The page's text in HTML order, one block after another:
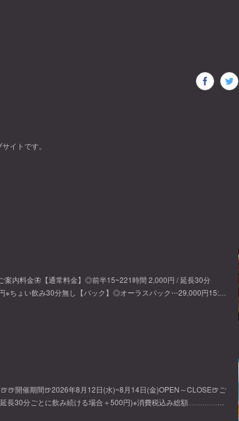
イトです。
案内料金🦋【通常料金】◎前半15~221時間 2,000円 / 延長30分
ちょい飲み30分無し【パック】◎オーラスパック⋯29,000円15:…
開催期間🍺2026年8月12日(水)~8月14日(金)OPEN～CLOSE🍺ご
30分ごとに飲み続ける場合＋500円)※消費税込み総額‥‥‥‥‥‥‥‥…